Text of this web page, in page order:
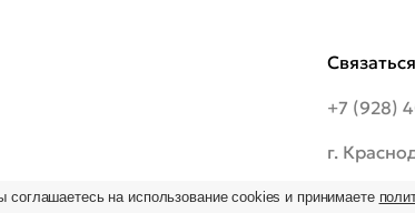
+7 (928)
г.
шоссе,
соглашаетесь на использование cookies и принимаете